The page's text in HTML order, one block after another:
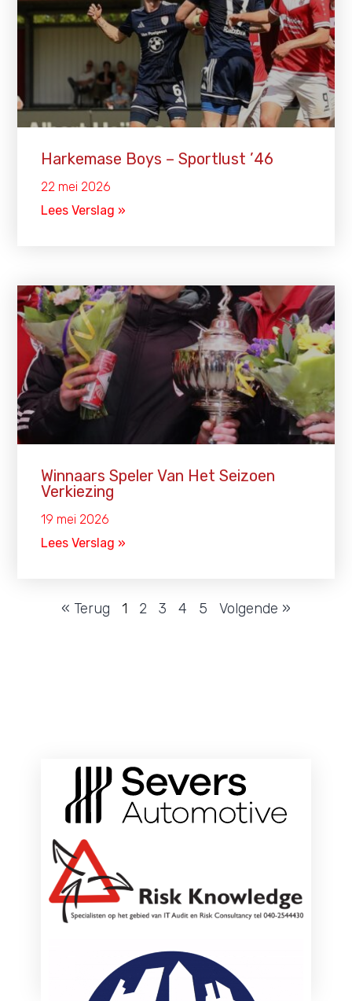
Harkemase Boys – Sportlust ’46
22 mei 2026
Lees Verslag »
Winnaars Speler Van Het Seizoen
Verkiezing
19 mei 2026
Lees Verslag »
« Terug 1 2 3 4 5 Volgende »
ONZE HOOFDSPONSOREN